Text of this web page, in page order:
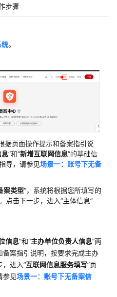
步骤
统。
据页面操作提示和备案指引说
”和“新增互联网信息”的基础信
导，请参见场景一：账号下无备
案类型”，系统将根据您所填写的
点击下一步，进入“主体信息”
信息”和“主办单位负责人信息”两
案指引说明，按要求完成主办
，进入“互联网信息服务填写”页
参见场景一：账号下无备案信